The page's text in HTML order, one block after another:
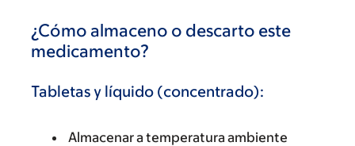
¿Cómo almaceno o descarto este
medicamento?
Tabletas y líquido (concentrado):
Almacenar a temperatura ambiente